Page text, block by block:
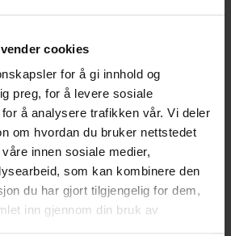
cookies
for å gi innhold og
preg, for å levere sosiale
å analysere trafikken vår. Vi deler
om hvordan du bruker nettstedet
innen sosiale medier,
som kan kombinere den
du har gjort tilgjengelig for dem,
inn gjennom din bruk av
og omsorgsrett
Angrerettloven
EU/EØS-rett
, kjøps- og konkurranserett